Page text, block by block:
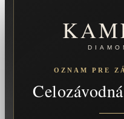
OZNAM PRE